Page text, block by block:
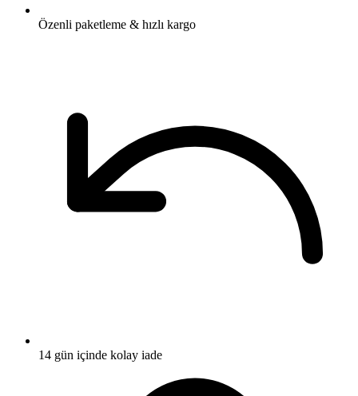
Özenli paketleme & hızlı kargo
14 gün içinde kolay iade